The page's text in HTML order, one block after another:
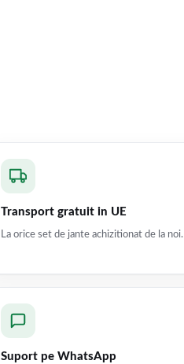
Transport gratuit in UE
La orice set de jante achizitionat de la noi.
Suport pe WhatsApp